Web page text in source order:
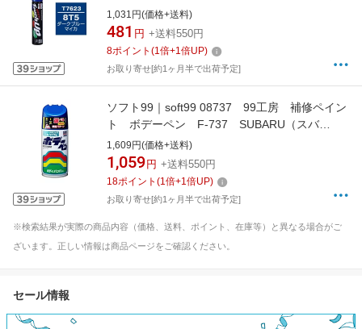
ヨタ）／LEXUS（レクサス） 8T5 ダークブ
ルーマイカ 自動車塗装の補修用 内容量：
12ml
1,031円(価格+送料)
481 円 +送料550円
8ポイント (1倍+1倍UP)
お取り寄せ[約1ヶ月半で出荷予定]
ソフト99｜soft99 08737 99工房 補修ペイン
ト ボデーペン F-737 SUBARU（スバ
ル） 81N（89H） バイオレットブルーマイ
カ 自動車塗装の補修用 内容量：300ml バイ
オレットブルーマイカ
1,609円(価格+送料)
1,059 円 +送料550円
18ポイント (1倍+1倍UP)
お取り寄せ[約1ヶ月半で出荷予定]
※検索結果が実際の商品内容（価格、送料、ポイント、在庫等）と異なる場合がご
ざいます。正しい情報は商品ページをご確認ください。
セール情報